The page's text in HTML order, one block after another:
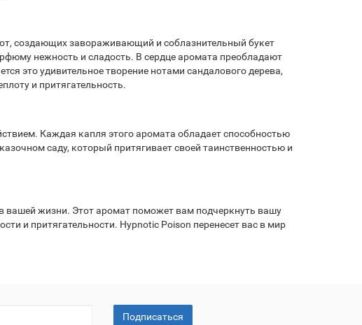
создающих завораживающий и соблазнительный букет
нежность и сладость. В сердце аромата преобладают
это удивительное творение нотами сандалового дерева,
и притягательность.
Каждая капля этого аромата обладает способностью
саду, который притягивает своей таинственностью и
вашей жизни. Этот аромат поможет вам подчеркнуть вашу
и притягательности. Hypnotic Poison перенесет вас в мир
Подписаться